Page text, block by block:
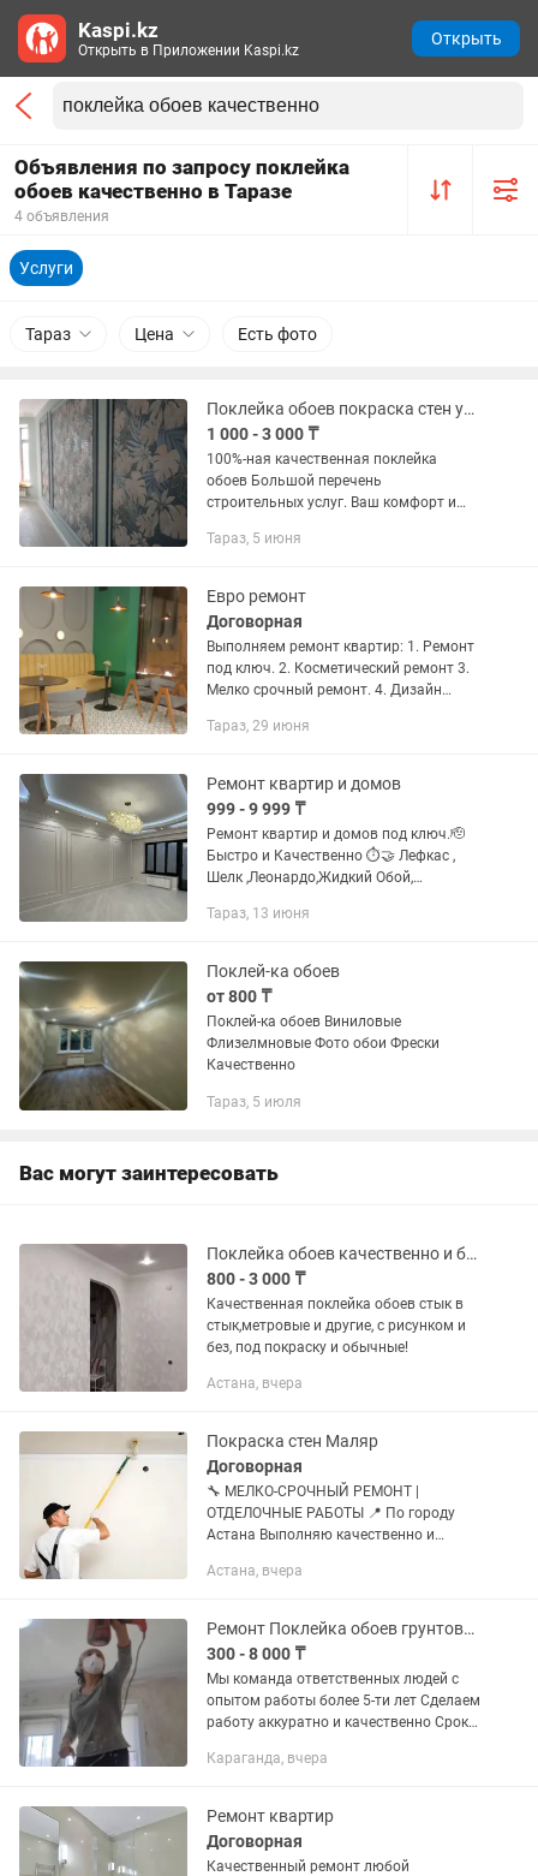
Объявления по запросу поклейка
обоев качественно в Таразе
4 объявления
Услуги
Тараз Цена Есть фото
Поклейка обоев покраска стен установка ТВ зоны плинтусов
1 000 - 3 000 ₸
100%-ная качественная поклейка
обоев Большой перечень
строительных услуг. Ваш комфорт и
15лет. Заказ выполняем течение дня.
Тараз, 5 июня
Евро ремонт
Договорная
Выполняем ремонт квартир: 1. Ремонт
под ключ. 2. Косметический ремонт 3.
Мелко срочный ремонт. 4. Дизайн
Обои все виды : Флизелиновые,
Тараз, 29 июня
Ремонт квартир и домов
999 - 9 999 ₸
Ремонт квартир и домов под ключ.🫡
Быстро и Качественно ⏱️🤝 Лефкас ,
Шелк ,Леонардо,Жидкий Обой,
декоративная штукатурка, МДФ,
Тараз, 13 июня
Поклей-ка обоев
от 800 ₸
Поклей-ка обоев Виниловые
Флизелмновые Фото обои Фрески
Качественно
Тараз, 5 июля
Вас могут заинтересовать
Поклейка обоев качественно и быстро!!!левкас,подготовка стен!декор,песок!тд
800 - 3 000 ₸
Качественная поклейка обоев стык в
стык,метровые и другие, с рисунком и
без, под покраску и обычные!
Астана, вчера
Покраска стен Маляр
Договорная
🔧 МЕЛКО-СРОЧНЫЙ РЕМОНТ |
ОТДЕЛОЧНЫЕ РАБОТЫ 📍 По городу
Астана Выполняю качественно и
Покраска стен и потолков • Шпаклевка
Отделочные...
Астана, вчера
Ремонт Поклейка обоев грунтовка покраска молдинг галтели фотообои
300 - 8 000 ₸
Мы команда ответственных людей с
опытом работы более 5-ти лет Сделаем
работу аккуратно и качественно Срок в
БОНУС от нас: Назовите имя мастера
Караганда, вчера
Ремонт квартир
Договорная
Качественный ремонт любой
Kaspi.kz
Открыть в Приложении Kaspi.kz
Открыть